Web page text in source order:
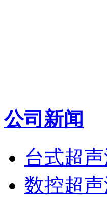
公司新闻
台式超
数控超